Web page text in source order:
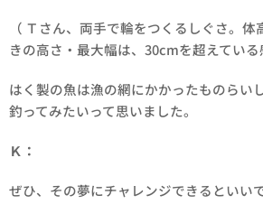
（ Ｔさん、両手で輪をつくるしぐさ。
きの高さ・最大幅は、30cmを超えている
はく製の魚は漁の網にかかったものらい
釣ってみたいって思いました。
Ｋ：
ぜひ、その夢にチャレンジできるといいで